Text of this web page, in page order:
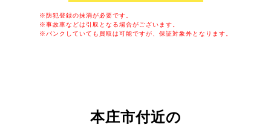
※防犯登録の抹消が必要です。
※事故車などは引取となる場合がございます。
※パンクしていても買取は可能ですが、保証対象外となります。
本庄市付近の